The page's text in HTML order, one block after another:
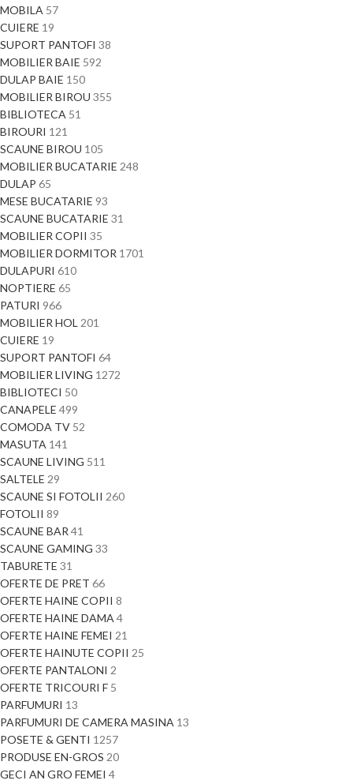
MOBILA 57
CUIERE 19
SUPORT PANTOFI 38
MOBILIER BAIE 592
DULAP BAIE 150
MOBILIER BIROU 355
BIBLIOTECA 51
BIROURI 121
SCAUNE BIROU 105
MOBILIER BUCATARIE 248
DULAP 65
MESE BUCATARIE 93
SCAUNE BUCATARIE 31
MOBILIER COPII 35
MOBILIER DORMITOR 1701
DULAPURI 610
NOPTIERE 65
PATURI 966
MOBILIER HOL 201
CUIERE 19
SUPORT PANTOFI 64
MOBILIER LIVING 1272
BIBLIOTECI 50
CANAPELE 499
COMODA TV 52
MASUTA 141
SCAUNE LIVING 511
SALTELE 29
SCAUNE SI FOTOLII 260
FOTOLII 89
SCAUNE BAR 41
SCAUNE GAMING 33
TABURETE 31
OFERTE DE PRET 66
OFERTE HAINE COPII 8
OFERTE HAINE DAMA 4
OFERTE HAINE FEMEI 21
OFERTE HAINUTE COPII 25
OFERTE PANTALONI 2
OFERTE TRICOURI F 5
PARFUMURI 13
PARFUMURI DE CAMERA MASINA 13
POSETE & GENTI 1257
PRODUSE EN-GROS 20
GECI AN GRO FEMEI 4